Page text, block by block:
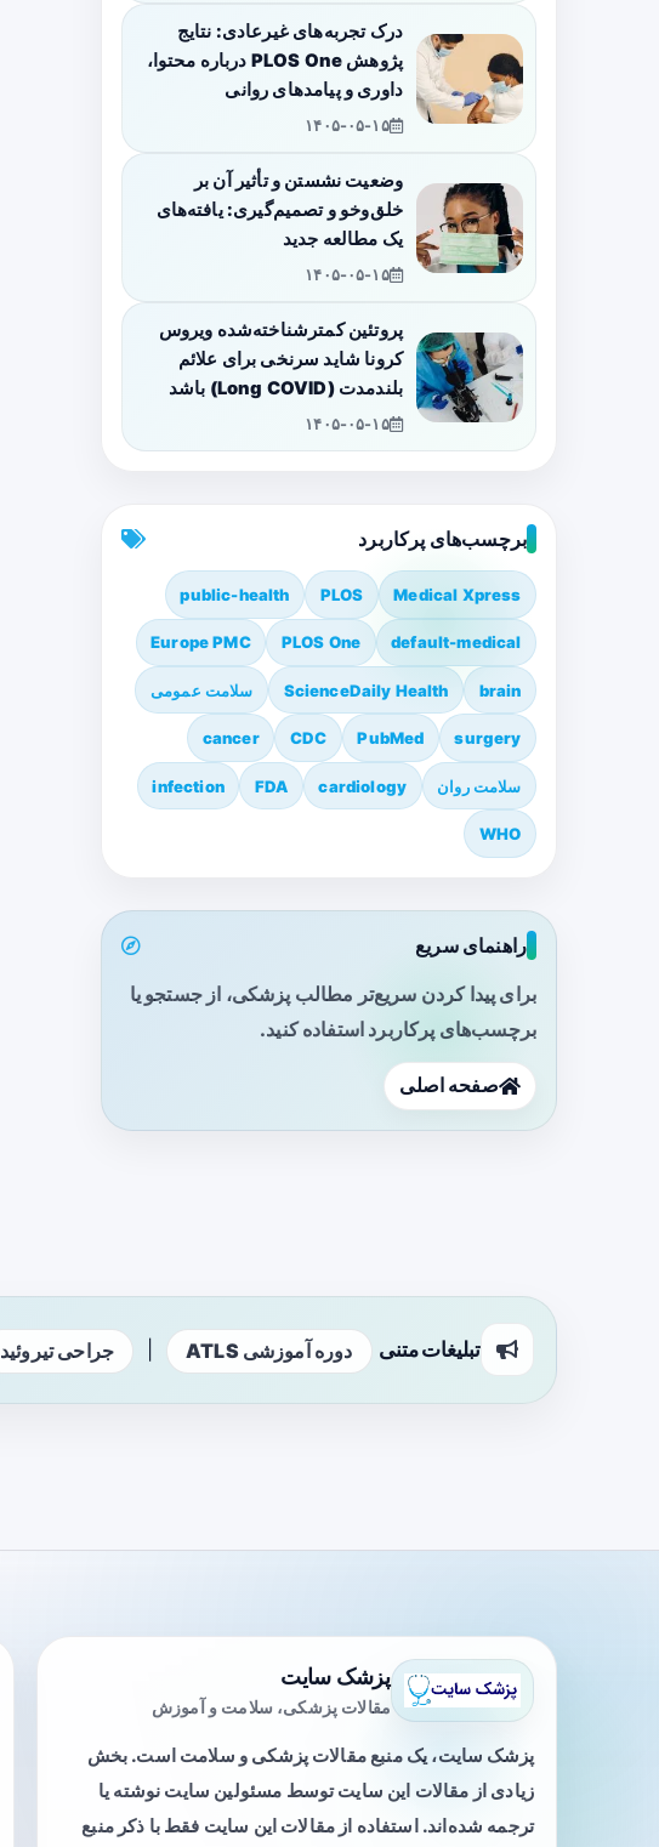
درک تجربه‌های غیرعادی: نتایج
پژوهش PLOS One درباره محتوا،
داوری و پیامدهای روانی
۱۴۰۵-۰۵-۱۵
وضعیت نشستن و تأثیر آن بر
خلق‌وخو و تصمیم‌گیری: یافته‌های
یک مطالعه جدید
۱۴۰۵-۰۵-۱۵
پروتئین کمترشناخته‌شده ویروس
کرونا شاید سرنخی برای علائم
بلندمدت (Long COVID) باشد
۱۴۰۵-۰۵-۱۵
برچسب‌های پرکاربرد
Medical Xpress
PLOS
public-health
default-medical
PLOS One
Europe PMC
brain
ScienceDaily Health سلامت عمومی
surgery
PubMed
CDC
cancer
سلامت روان cardiology
FDA
infection
WHO
راهنمای سریع
برای پیدا کردن سریع‌تر مطالب پزشکی، از جستجو یا
برچسب‌های پرکاربرد استفاده کنید.
صفحه اصلی
تبلیغات متنی دوره آموزشی ATLS جراحی تیروئید
پزشک سایت
مقالات پزشکی، سلامت و آموزش
پزشک سایت، یک منبع مقالات پزشکی و سلامت است. بخش
زیادی از مقالات این سایت توسط مسئولین سایت نوشته یا
ترجمه شده‌اند. استفاده از مقالات این سایت فقط با ذکر منبع